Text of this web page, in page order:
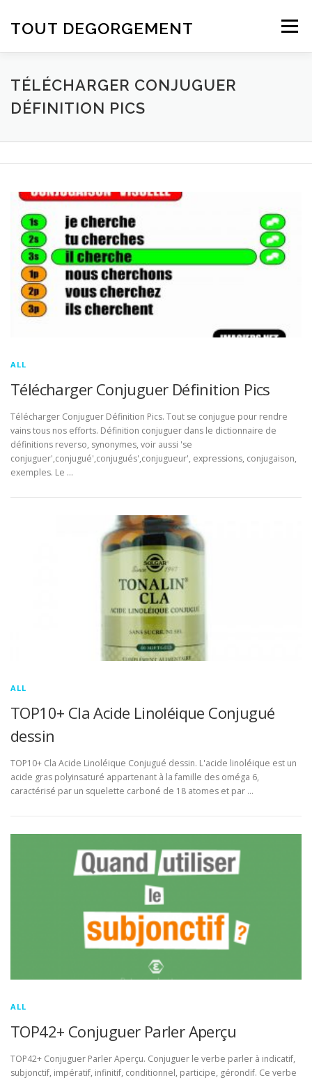
TOUT DEGORGEMENT Menu
TÉLÉCHARGER CONJUGUER
DÉFINITION PICS
ALL
Télécharger Conjuguer Définition Pics
Télécharger Conjuguer Définition Pics. Tout se conjugue pour rendre
vains tous nos efforts. Définition conjuguer dans le dictionnaire de
définitions reverso, synonymes, voir aussi 'se
conjuguer',conjugué',conjugués',conjugueur', expressions, conjugaison,
exemples. Le …
ALL
TOP10+ Cla Acide Linoléique Conjugué
dessin
TOP10+ Cla Acide Linoléique Conjugué dessin. L'acide linoléique est un
acide gras polyinsaturé appartenant à la famille des oméga 6,
caractérisé par un squelette carboné de 18 atomes et par …
ALL
TOP42+ Conjuguer Parler Aperçu
TOP42+ Conjuguer Parler Aperçu. Conjuguer le verbe parler à indicatif,
subjonctif, impératif, infinitif, conditionnel, participe, gérondif. Ce verbe